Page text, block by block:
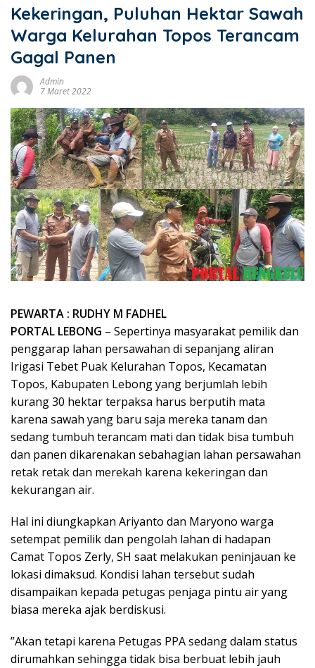
Kekeringan, Puluhan Hektar Sawah
Warga Kelurahan Topos Terancam
Gagal Panen
Admin
7 Maret 2022
PEWARTA : RUDHY M FADHEL
PORTAL LEBONG – Sepertinya masyarakat pemilik dan
penggarap lahan persawahan di sepanjang aliran
Irigasi Tebet Puak Kelurahan Topos, Kecamatan
Topos, Kabupaten Lebong yang berjumlah lebih
kurang 30 hektar terpaksa harus berputih mata
karena sawah yang baru saja mereka tanam dan
sedang tumbuh terancam mati dan tidak bisa tumbuh
dan panen dikarenakan sebahagian lahan persawahan
retak retak dan merekah karena kekeringan dan
kekurangan air.
Hal ini diungkapkan Ariyanto dan Maryono warga
setempat pemilik dan pengolah lahan di hadapan
Camat Topos Zerly, SH saat melakukan peninjauan ke
lokasi dimaksud. Kondisi lahan tersebut sudah
disampaikan kepada petugas penjaga pintu air yang
biasa mereka ajak berdiskusi.
”Akan tetapi karena Petugas PPA sedang dalam status
dirumahkan sehingga tidak bisa berbuat lebih jauh